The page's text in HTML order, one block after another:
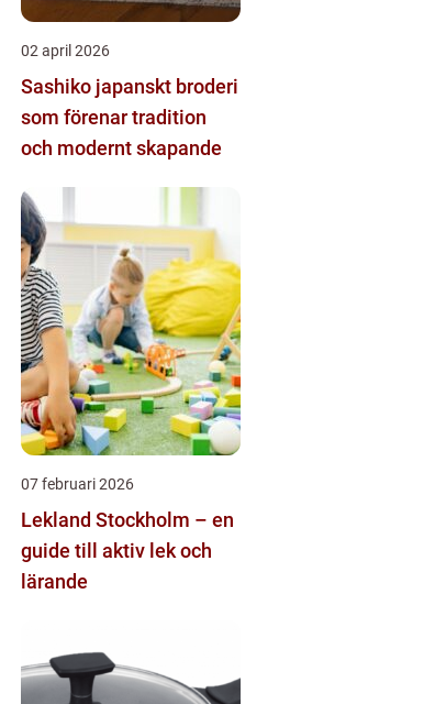
02 april 2026
Sashiko japanskt broderi
som förenar tradition
och modernt skapande
07 februari 2026
Lekland Stockholm – en
guide till aktiv lek och
lärande